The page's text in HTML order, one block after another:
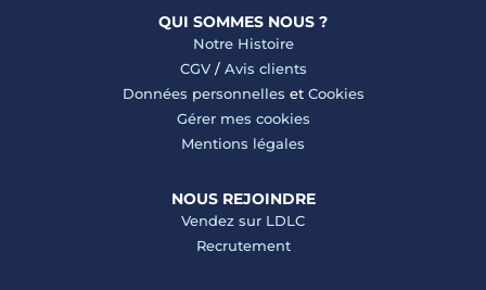
QUI SOMMES NOUS ?
Notre Histoire
CGV/ Avis clients
Données personnelles et Cookies
Gérer mes cookies
Mentions légales
NOUS REJOINDRE
Vendez sur LDLC
Recrutement